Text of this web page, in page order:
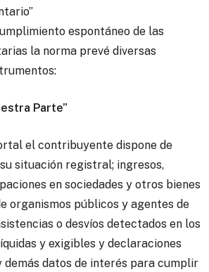
espontáneo de las
la norma prevé diversas
Parte”
el contribuyente dispone de
situación registral; ingresos,
en sociedades y otros bienes
organismos públicos y agentes de
o desvíos detectados en los
y exigibles y declaraciones
demás datos de interés para cumplir